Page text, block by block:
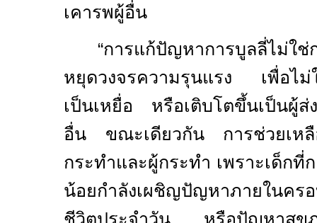
เคารพผู้อื่น
“การแก้ปัญหาการบูลลี่ไม่ใ
หยุดวงจรความรุนแรง เพื่อไม่
เป็นเหยื่อ หรือเติบโตขึ้นเป็นผู้ส่
อื่น ขณะเดียวกัน การช่วยเหลื
กระทำและผู้กระทำ เพราะเด็ก
น้อยกำลังเผชิญปัญหาภายในคร
ชีวิตประจำวัน หรือปัญหาสุขภ